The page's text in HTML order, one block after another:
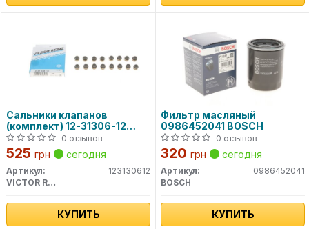
Сальники клапанов
(комплект) 12-31306-12
VICTOR REINZ0 отзывов
525 грн сегодня
Артикул:
123130612
VICTOR REINZ
КУПИТЬ
Фильтр масляный
0986452041 BOSCH
0 отзывов
320 грн сегодня
Артикул:
0986452041
BOSCH
КУПИТЬ